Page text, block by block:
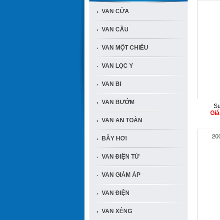
VAN CỬA
VAN CẦU
VAN MỘT CHIỀU
VAN LỌC Y
VAN BI
VAN BƯỚM
VAN AN TOÀN
BẪY HƠI
VAN ĐIỆN TỪ
VAN GIẢM ÁP
VAN ĐIỆN
VAN XẺNG